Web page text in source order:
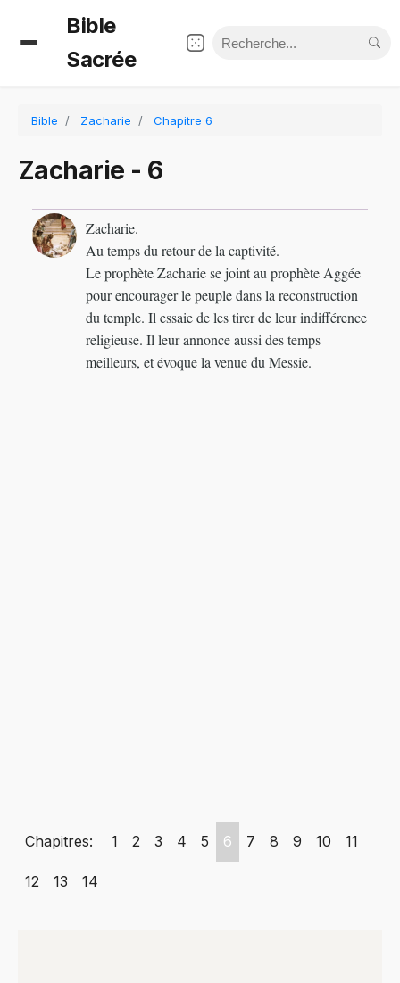
Bible
Sacrée
Bible Zacharie Chapitre 6
Zacharie - 6
Zacharie.
Au temps du retour de la captivité.
Le prophète Zacharie se joint au prophète Aggée
pour encourager le peuple dans la reconstruction
du temple. Il essaie de les tirer de leur indifférence
religieuse. Il leur annonce aussi des temps
meilleurs, et évoque la venue du Messie.
Chapitres: 1 2 3 4 5 6 7 8 9 10 11
12 13 14